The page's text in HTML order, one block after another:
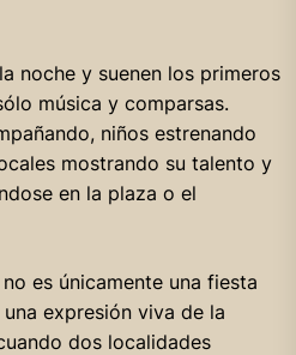
noche y suenen los primeros
música y comparsas.
niños estrenando
mostrando su talento y
en la plaza o el
no es únicamente una fiesta
expresión viva de la
dos localidades